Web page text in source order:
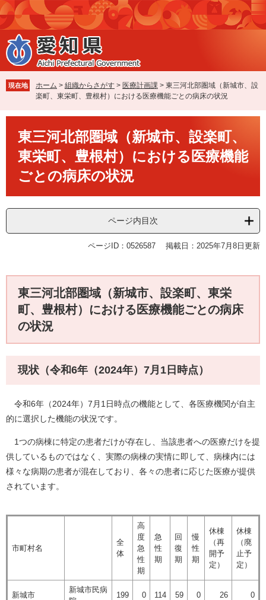
ペ
ー
ジ
の
先
で
す
メ
ニ
ュ
ー
を
ば
し
本
現在地 ホーム > 組織からさがす > 医療計画課 > 東三河北部圏域（新城市、設
楽町、東栄町、豊根村）における医療機能ごとの病床の状況
東三河北部圏域（新城市、設楽町、
東栄町、豊根村）における医療機能
ごとの病床の状況
ページ内目次
ページID：0526587 掲載日：2025年7月8日更新
東三河北部圏域（新城市、設楽町、東栄
町、豊根村）における医療機能ごとの病床
の状況
現状（令和6年（2024年）7月1日時点）
令和6年（2024年）7月1日時点の機能として、各医療機関が自主
的に選択した機能の状況です。
1つの病棟に特定の患者だけが存在し、当該患者への医療だけを提
供しているものではなく、実際の病棟の実情に即して、病棟内には
様々な病期の患者が混在しており、各々の患者に応じた医療が提供
されています。
市町村名
全
体
高
度
急
性
期
急
性
期
回
復
期
慢
性
期
休棟
（再
開予
定）
休棟
（廃
止予
定）
新城市
新城市民病
199 0 114 59 0 26 0